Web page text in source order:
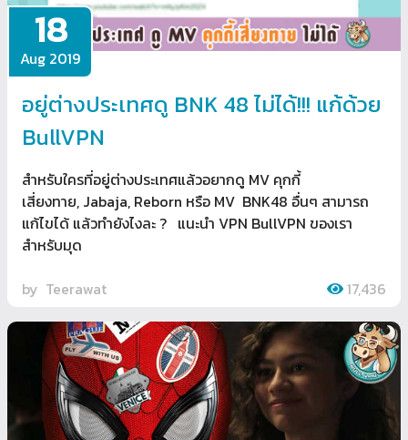
18
Aug 2019
อยู่ต่างประเทศดู BNK 48 ไม่ได้!!! แก้ด้วย
BullVPN
สำหรับใครที่อยู่ต่างประเทศแล้วอยากดู MV คุกกี้
เสี่ยงทาย, Jabaja, Reborn หรือ MV BNK48 อื่นๆ สามารถ
แก้ไขได้ แล้วทำยังไงละ ? แนะนำ VPN BullVPN ของเรา
สำหรับมุด
by Teerawat 17,436